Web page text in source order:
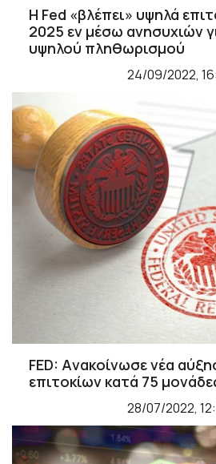
Η Fed «βλέπει» υψηλά
2025 εν μέσω ανησυχιών
υψηλού πληθωρισμού
24/09/2022,
FED: Aνακοίνωσε νέα
επιτοκίων κατά 75
28/07/2022,